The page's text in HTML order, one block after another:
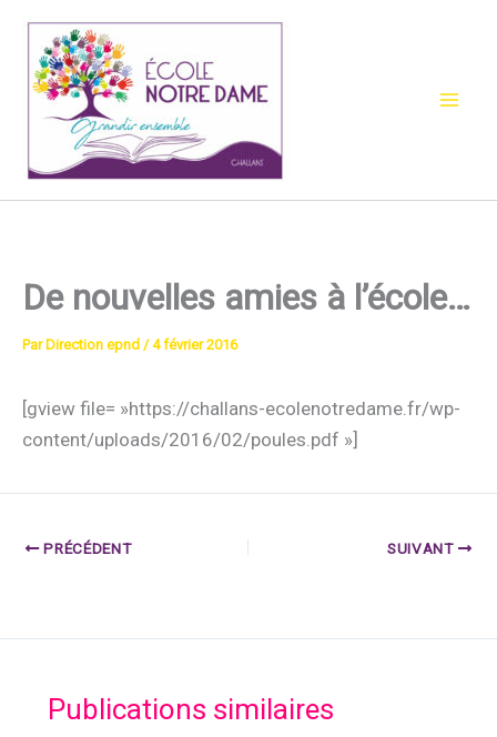
contenu
De nouvelles amies à l’école…
Par Direction epnd /4 février 2016
[gview file= »https://challans-ecolenotredame.fr/wp-
content/uploads/2016/02/poules.pdf »]
PRÉCÉDENT SUIVANT
Publications similaires